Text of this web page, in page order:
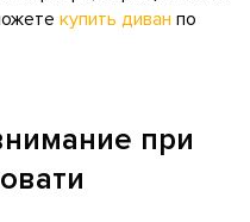
купить диван по
при